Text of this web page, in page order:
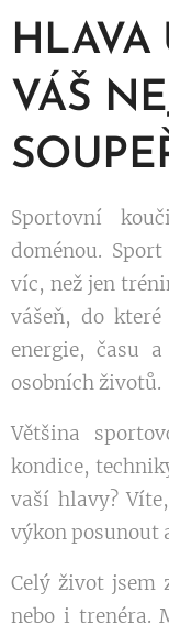
HLAVA
VÁŠ
Sportovní
doménou.
víc, než jen
vášeň, do
energie, času
osobních životů.
Většina
kondice,
vaší hlavy?
výkon posunout
Celý život jsem
nebo i trenéra.